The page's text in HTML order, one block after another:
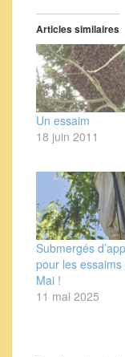
Articles similaires
Un essaim
18 juin 2011
Submergés
pour les essaims
Mai !
11 mai 2025